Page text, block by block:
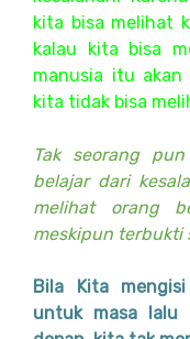
kita bisa melihat
kalau kita bisa
manusia itu akan
kita tidak bisa
Tak seorang
belajar dari
melihat orang
meskipun terbukti
Bila Kita
untuk masa lalu